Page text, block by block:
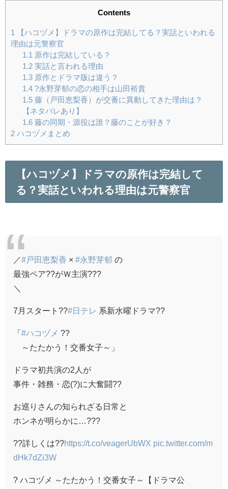
Contents
1
【ハコヅメ】ドラマの原作は完結してる？実話といわれる
理由は元警察官
1.1
原作は完結している？
1.2実話と言われる理由
1.3原作とドラマ版は違う？
1.4?永野芽郁の恋の相手は山田裕貴
1.5藤（戸田恵梨香）が交番に異動してきた理由は？
【ネタバレあり】
1.6藤の同期・源役は誰？藤のことが好き？
2 ハコヅメまとめ
【ハコヅメ】ドラマの原作は完結して
る？実話といわれる理由は元警察官
／#戸田恵梨香 × #永野芽郁 の
最強ペア??がＷ主演???
＼
7月スタート??#日テレ 系新水曜ドラマ??
「 #ハコヅメ ??
～たたかう！交番女子～」
ドラマ初共演の2人が
事件・雑務・恋(?)に大奮闘??
お巡りさんの知られざる日常と
ホンネが明らかに…???
??詳しくは??https://t.co/veagerUbWX pic.twitter.com/m
dHk7dZi3W
? ハコヅメ ～たたかう！交番女子～【ドラマ公